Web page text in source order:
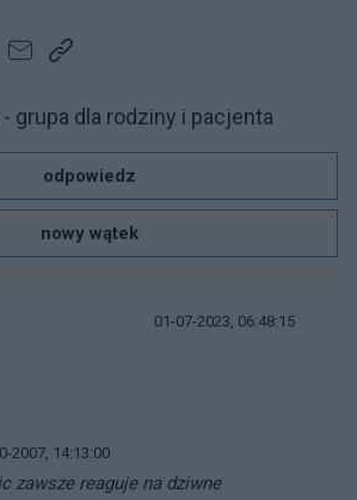
grupa dla rodziny i pacjenta
odpowiedz
nowy wątek
01-07-2023, 06:48:15
2007, 14:13:00
zawsze reaguje na dziwne